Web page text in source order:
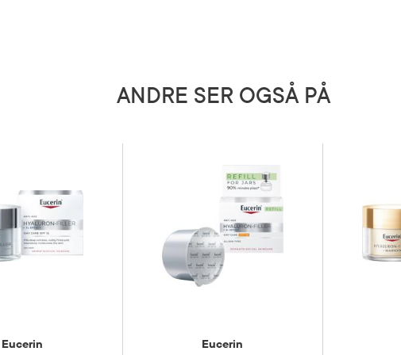
kontakt med øynene. Oppbevares underANDRE SER OGSÅ PÅ
Eucerin Eucerin